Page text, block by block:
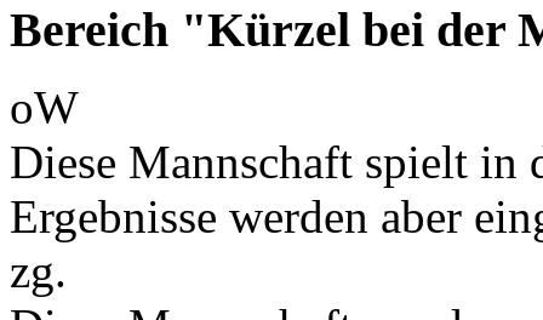
Bereich "Kürzel bei der
oW
Diese Mannschaft spielt in
Ergebnisse werden aber
zg.